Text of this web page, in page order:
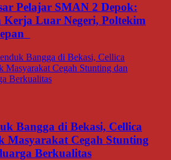
Pelajar SMAN 2 Depok:
Kerja Luar Negeri, Poltekim
Bangga di Bekasi, Cellica
Masyarakat Cegah Stunting
Berkualitas